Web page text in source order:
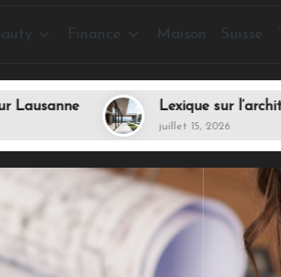
Finance Maison Suisse
Lexique sur l’architecture
juillet 15, 2026